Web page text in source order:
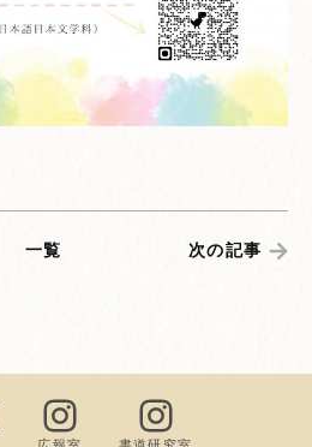
一覧 次の記事